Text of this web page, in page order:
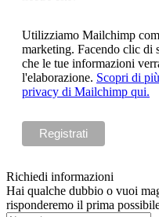
Utilizziamo Mailchimp
marketing. Facendo clic di
che le tue informazioni
l'elaborazione. Scopri di
privacy di Mailchimp qui.
Richiedi informazioni
Hai qualche dubbio o vuoi
risponderemo il prima